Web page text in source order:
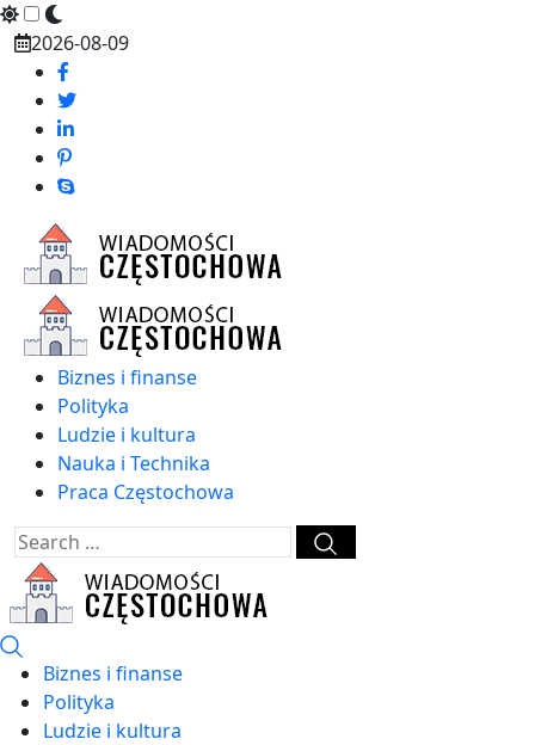
Skip
content
2026-08-09
Biznes i finanse
Polityka
Ludzie i kultura
Nauka i Technika
Praca Częstochowa
Biznes i finanse
Polityka
Ludzie i kultura